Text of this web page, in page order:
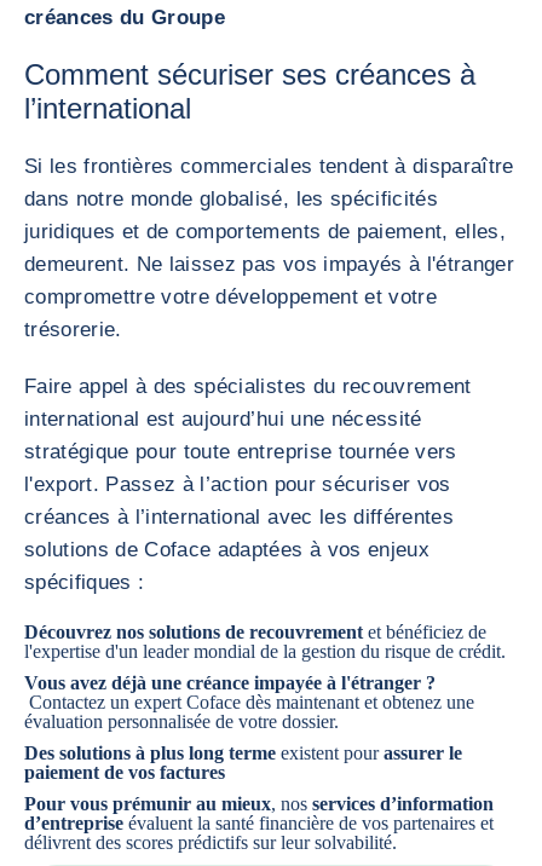
créances du Groupe
Comment sécuriser ses créances à
l’international
Si les frontières commerciales tendent à disparaître
dans notre monde globalisé, les spécificités
juridiques et de comportements de paiement, elles,
demeurent. Ne laissez pas vos impayés à l'étranger
compromettre votre développement et votre
trésorerie.
Faire appel à des spécialistes du recouvrement
international est aujourd’hui une nécessité
stratégique pour toute entreprise tournée vers
l'export. Passez à l’action pour sécuriser vos
créances à l’international avec les différentes
solutions de Coface adaptées à vos enjeux
spécifiques :
Découvrez nos solutions de recouvrement et bénéficiez de
l'expertise d'un leader mondial de la gestion du risque de crédit.
Vous avez déjà une créance impayée à l'étranger ?
Contactez un expert Coface dès maintenant et obtenez une
évaluation personnalisée de votre dossier.
Des solutions à plus long terme existent pour assurer le
paiement de vos factures
Pour vous prémunir au mieux, nos services d’information
d’entreprise évaluent la santé financière de vos partenaires et
délivrent des scores prédictifs sur leur solvabilité.